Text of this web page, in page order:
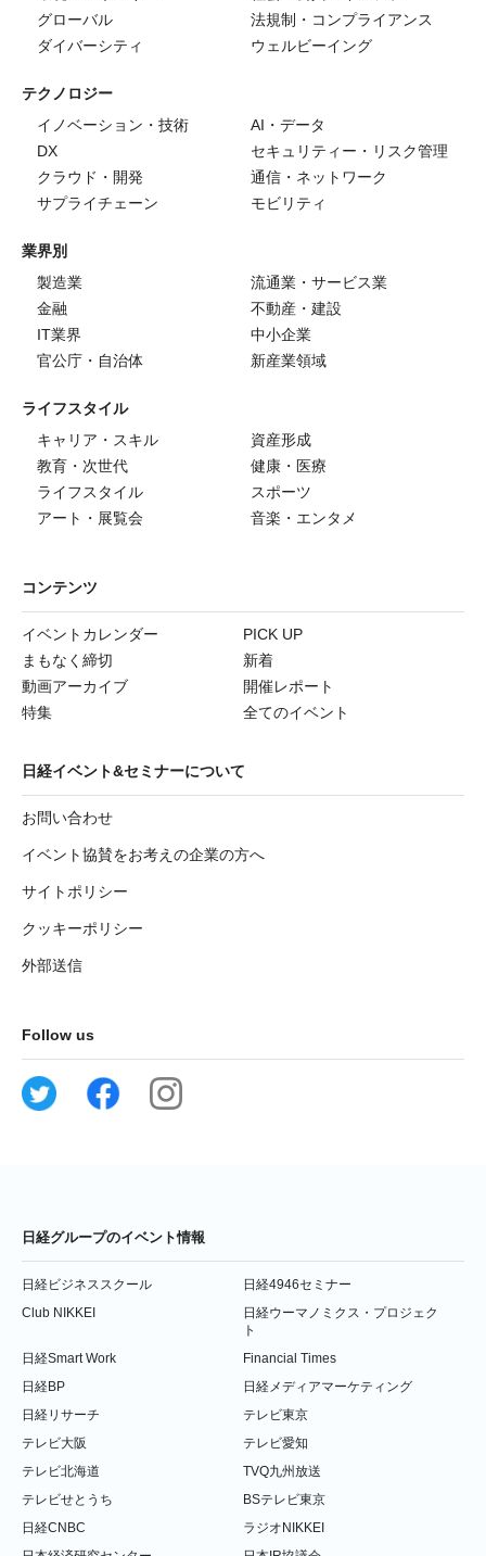
グローバル
法規制・コンプライアンス
ダイバーシティ
ウェルビーイング
テクノロジー
イノベーション・技術
AI・データ
DX
セキュリティー・リスク管理
クラウド・開発
通信・ネットワーク
サプライチェーン
モビリティ
業界別
製造業
流通業・サービス業
金融
不動産・建設
IT業界
中小企業
官公庁・自治体
新産業領域
ライフスタイル
キャリア・スキル
資産形成
教育・次世代
健康・医療
ライフスタイル
スポーツ
アート・展覧会
音楽・エンタメ
コンテンツ
イベントカレンダー
PICK UP
まもなく締切
新着
動画アーカイブ
開催レポート
特集
全てのイベント
日経イベント&セミナーについて
お問い合わせ
イベント協賛をお考えの企業の方へ
サイトポリシー
クッキーポリシー
外部送信
Follow us
日経グループのイベント情報
日経ビジネススクール
日経4946セミナー
Club NIKKEI
日経ウーマノミクス・プロジェク
ト
日経Smart Work
Financial Times
日経BP
日経メディアマーケティング
日経リサーチ
テレビ東京
テレビ大阪
テレビ愛知
テレビ北海道
TVQ九州放送
テレビせとうち
BSテレビ東京
日経CNBC
ラジオNIKKEI